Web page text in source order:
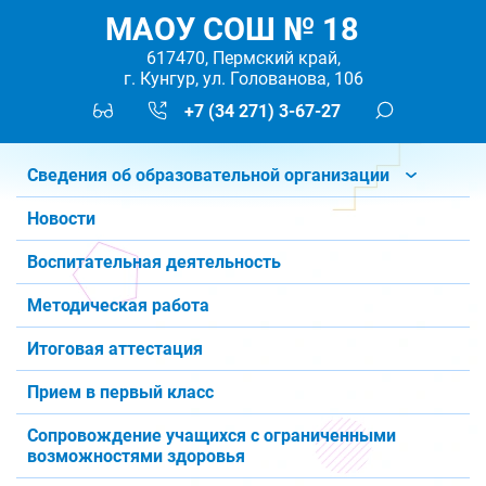
МАОУ СОШ № 18
617470, Пермский край,
г. Кунгур, ул. Голованова, 106
+7 (34 271) 3-67-27
Сведения об образовательной организации
Новости
Воспитательная деятельность
Методическая работа
Итоговая аттестация
Прием в первый класс
Сопровождение учащихся с ограниченными
возможностями здоровья